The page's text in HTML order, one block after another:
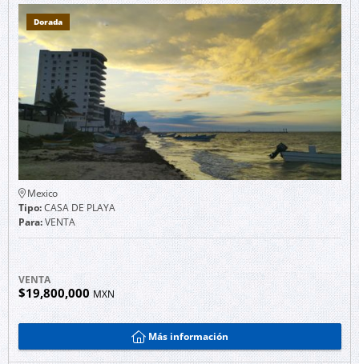
Dorada
Mexico
Tipo:CASA DE PLAYA
Para:VENTA
VENTA
$19,800,000MXN
Más información